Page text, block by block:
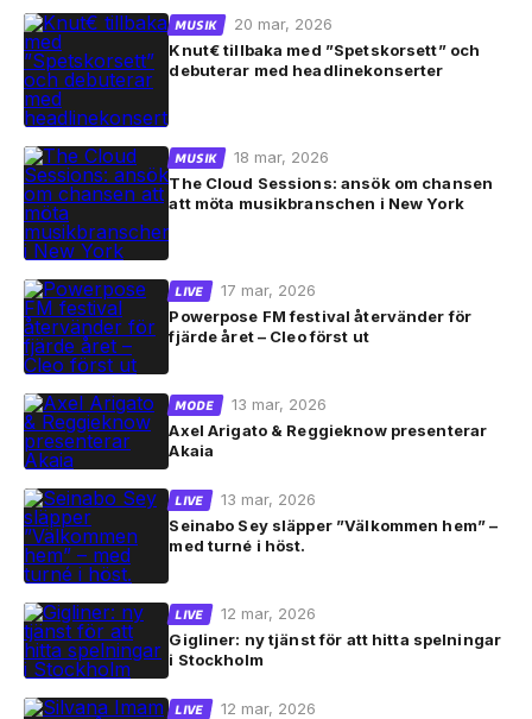
MUSIK
20 mar, 2026
Knut€ tillbaka med ”Spetskorsett” och
debuterar med headlinekonserter
MUSIK
18 mar, 2026
The Cloud Sessions: ansök om chansen
att möta musikbranschen i New York
LIVE
17 mar, 2026
Powerpose FM festival återvänder för
fjärde året – Cleo först ut
MODE
13 mar, 2026
Axel Arigato & Reggieknow presenterar
Akaia
LIVE
13 mar, 2026
Seinabo Sey släpper ”Välkommen hem” –
med turné i höst.
LIVE
12 mar, 2026
Gigliner: ny tjänst för att hitta spelningar
i Stockholm
LIVE
12 mar, 2026